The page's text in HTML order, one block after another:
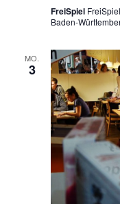
FreiSpiel
Baden-
MO.
3